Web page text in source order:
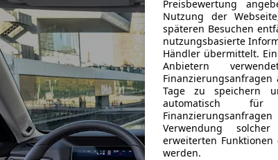
Preisbewertung
Nutzung der
späteren Besuchen
nutzungsbasierte
Händler übermittelt.
Anbietern
Tage zu speichern
automatisch
Verwendung
erweiterten
werden.